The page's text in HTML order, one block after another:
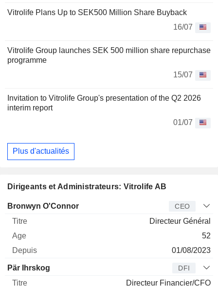
Vitrolife Plans Up to SEK500 Million Share Buyback
16/07
Vitrolife Group launches SEK 500 million share repurchase
programme
15/07
Invitation to Vitrolife Group's presentation of the Q2 2026
interim report
01/07
Plus d'actualités
Dirigeants et Administrateurs: Vitrolife AB
Dirigeant Titre Age
Bronwyn O'Connor CEO
Directeur Général
52
01/08/2023
Pär Ihrskog DFI
Directeur Financier/CFO